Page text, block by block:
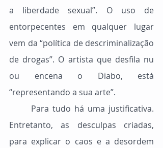
a liberdade sexual”. O uso de
entorpecentes em qualquer lugar
vem da “política de descriminalização
de drogas”. O artista que desfila nu
ou encena o Diabo, está
“representando a sua arte”.
Entretanto, as desculpas criadas,
para explicar o caos e a desordem